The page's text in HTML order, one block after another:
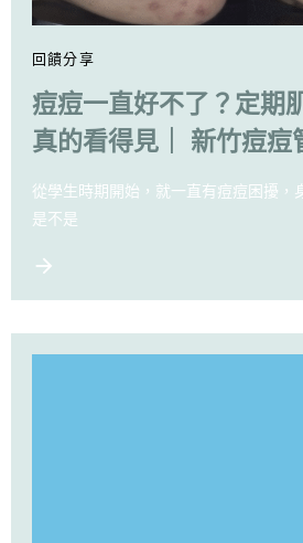
回饋分享
痘痘一直好不了？定期
真的看得見｜ 新竹痘痘
從學生時期開始，就一直有痘痘困擾，
是不是